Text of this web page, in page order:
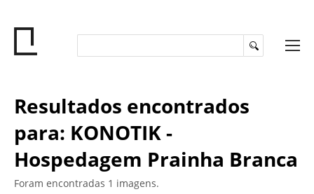
Resultados encontrados
para: KONOTIK -
Hospedagem Prainha Branca
Foram encontradas 1 imagens.